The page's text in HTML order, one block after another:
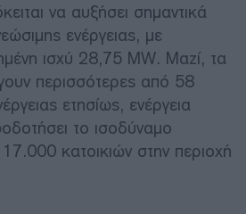
να αυξήσει σημαντικά
ενέργειας, με
ισχύ 28,75 MW. Μαζί, τα
περισσότερες από 58
ετησίως, ενέργεια
το ισοδύναμο
κατοικιών στην περιοχή